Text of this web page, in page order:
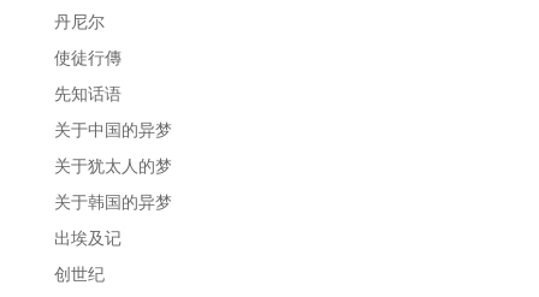
丹尼尔
使徒行傳
先知话语
关于中国的异梦
关于犹太人的梦
关于韩国的异梦
出埃及记
创世纪